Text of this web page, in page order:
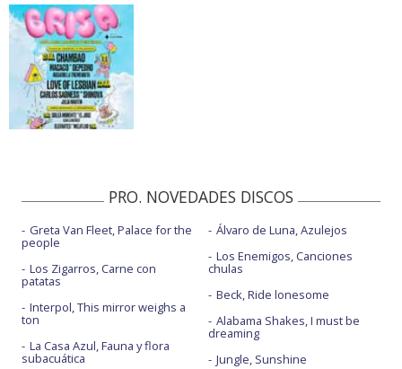
PRO. NOVEDADES DISCOS
Greta Van Fleet, Palace for the
people
Los Zigarros, Carne con
patatas
Interpol, This mirror weighs a
ton
La Casa Azul, Fauna y flora
subacuática
Álvaro de Luna, Azulejos
Los Enemigos, Canciones
chulas
Beck, Ride lonesome
Alabama Shakes, I must be
dreaming
Jungle, Sunshine